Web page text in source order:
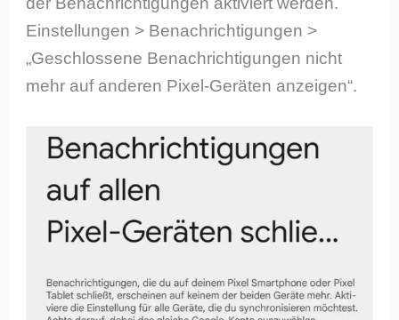
Einstellungen > Benachrichtigungen >
„Geschlossene Benachrichtigungen nicht
mehr auf anderen Pixel-Geräten anzeigen“.